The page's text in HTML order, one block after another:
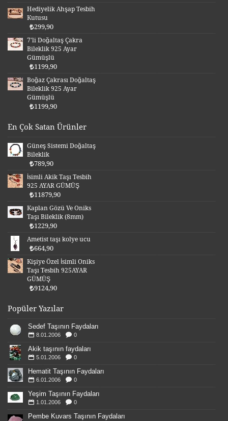
Hediyelik Ahşap Tesbih
Kutusu
299,90
7'li Doğaltaş Çakra
Bileklik 925 Ayar
Gümüşlü
1199,90
Boğaz Çakrası Doğaltaş
Bileklik 925 Ayar
Gümüşlü
1199,90
En Çok Satan Ürünler
Güneş Sistemi Doğaltaş
Bileklik
789,90
İsimli Akik Taşı Tesbih
925 AYAR GÜMÜŞ
11879,90
Kaplan Gözü Ve Oniks
Taşı Bileklik (8mm)
1229,90
Ametist taşı kolye ucu
664,90
Kişiye Özel İsimli Oniks
Taşı Tesbih 925AYAR
GÜMÜŞ
9124,90
Popüler Yazılar
Sedef Taşının Faydaları
8.01.2006 0
Akik taşının faydaları
5.01.2006 0
Hematit Taşının Faydaları
6.01.2006 0
Yeşim Taşının Faydaları
1.01.2006 0
Pembe Kuvars Taşının Faydaları